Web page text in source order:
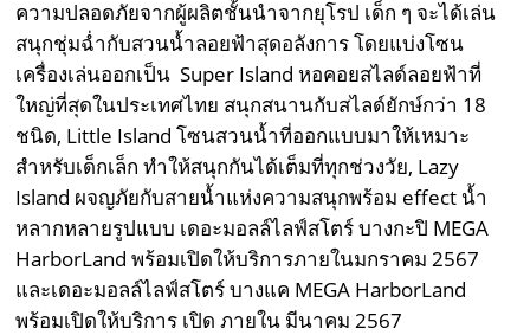
ความปลอดภัยจากผู้ผลิตชั้นนำจากยุโรป เด็ก ๆ จะได้เล่น
สนุกชุ่มฉ่ำกับสวนน้ำลอยฟ้าสุดอลังการ โดยแบ่งโซน
เครื่องเล่นออกเป็น Super Island หอคอยสไลด์ลอยฟ้าที่
ใหญ่ที่สุดในประเทศไทย สนุกสนานกับสไลด์ยักษ์กว่า 18
ชนิด, Little Island โซนสวนน้ำที่ออกแบบมาให้เหมาะ
สำหรับเด็กเล็ก ทำให้สนุกกันได้เต็มที่ทุกช่วงวัย, Lazy
Island ผจญภัยกับสายน้ำแห่งความสนุกพร้อม effect น้ำ
หลากหลายรูปแบบ เดอะมอลล์ไลฟ์สโตร์ บางกะปิ MEGA
HarborLand พร้อมเปิดให้บริการภายในมกราคม 2567
และเดอะมอลล์ไลฟ์สโตร์ บางแค MEGA HarborLand
พร้อมเปิดให้บริการ เปิด ภายใน มีนาคม 2567